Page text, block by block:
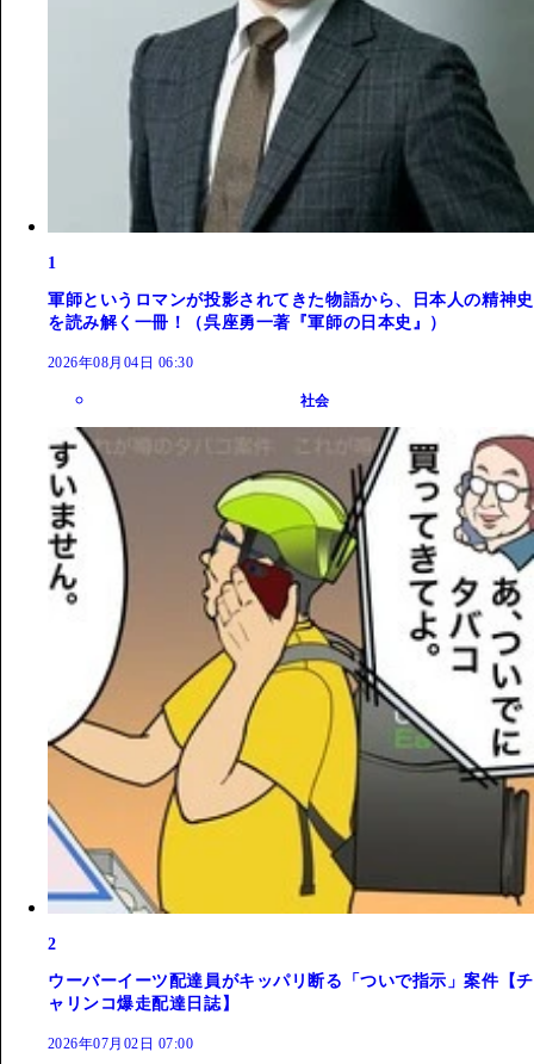
1
軍師というロマンが投影されてきた物語から、日本人の精神史
を読み解く一冊！（呉座勇一著『軍師の日本史』）
2026年08月04日 06:30
社会
2
ウーバーイーツ配達員がキッパリ断る「ついで指示」案件【チ
ャリンコ爆走配達日誌】
2026年07月02日 07:00